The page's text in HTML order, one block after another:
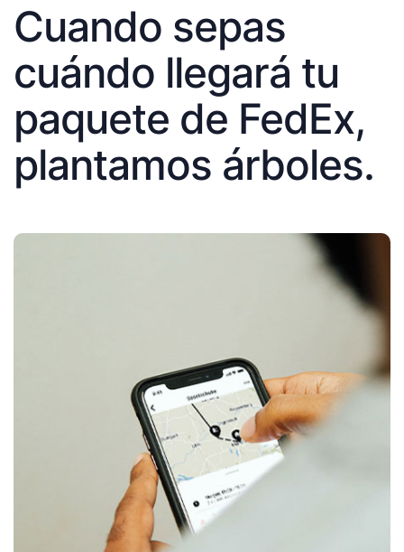
Cuando sepas
cuándo llegará tu
paquete de FedEx,
plantamos árboles.